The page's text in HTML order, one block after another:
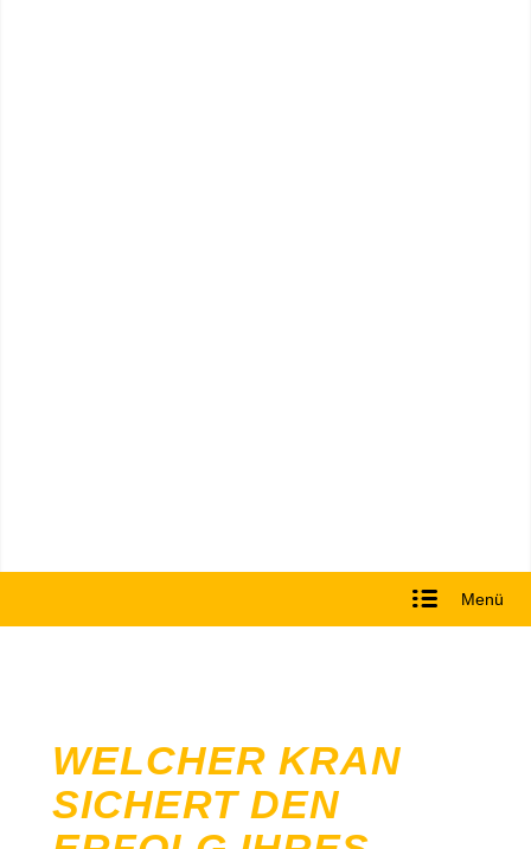
Menü
WELCHER KRAN
SICHERT DEN